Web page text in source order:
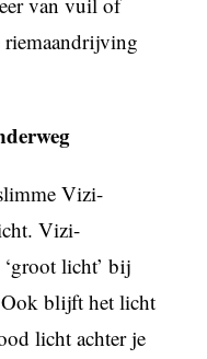
riemaandrijving
Vizi-
Vizi-
licht’ bij
Ook blijft het licht
licht achter je